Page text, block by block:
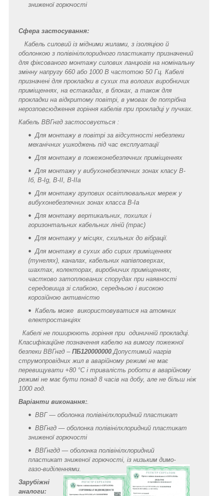
зниженої горючості
Сфера застосування:
Кабель силовий із мідними жилами, з ізоляцією й
оболонкою з полівінілхлоридного пластикату призначений
для фіксованого монтажу силових ланцюгів на номінальну
змінну напругу 660 або 1000 В частотою 50 Гц. Кабелі
призначені для прокладки в сухих та вологих виробничих
приміщеннях, на естакадах, в блоках, а також для
прокладки на відкритому повітрі, в умовах де потрібна
нерозповсюдження горіння кабелів при прокладці у пучках.
Кабель ВВГнгд застосовується :
Для монтажу в повітрі за відсутності небезпеки
механічних ушкоджень під час експлуатації
Для монтажу в пожежонебезпечних приміщеннях
Для монтажу у вибухонебезпечних зонах класу B-
Iб, B-Ig, В-II, В-IIa
Для монтажу групових освітлювальних мереж у
вибухонебезпечних зонах класса В-Ia
Для монтажу вертикальних, похилих і
горизонтальних кабельних ліній (трас)
Для монтажу у місцях, схильних до вібрації.
Для монтажу в сухих або сирих приміщеннях
(тунелях), каналах, кабельних напівповерхах,
шахтах, колекторах, виробничих приміщеннях,
частково затоплюваних спорудах при наявності
середовища зі слабкою, середньою і високою
корозійною активністю
Кабель може використовуватися на атомних
електростанціях
Кабелі не поширюють горіння при одиничній прокладці.
Класифікаційне позначення кабелю на вимогу пожежної
безпеки ВВГнгд – ПБ120000000.Допустимий нагрів
струмопровідних жил в аварійному режимі не має
перевищувати +80 °C і тривалість роботи в аварійному
режимі не має бути понад 8 часів на добу, але не більш ніж
1000 год.
Варіанти виконання:.
ВВГ — оболонка полівінілхлоридний пластикат
ВВГнгд — оболонка полівінілхлоридний пластикат
зниженої горючості
ВВГнгдд — оболонка полівінілхлоридний
пластикат зниженої горючості, із низьким димо-
газо-виділеннями.
Зарубіжні
аналоги: